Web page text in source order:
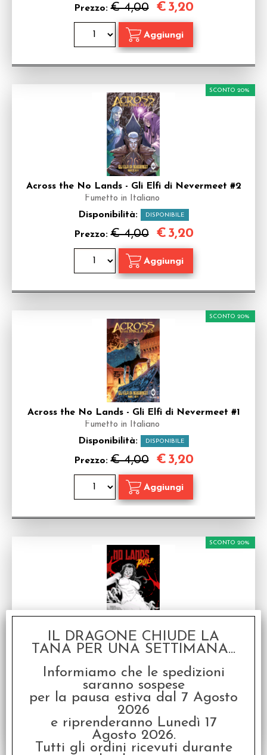
Prezzo:€ 4,00 € 3,20
Across the No Lands - Gli Elfi di Nevermeet #2
Fumetto in Italiano
Disponibilità: DISPONIBILE
Prezzo:€ 4,00
SCONTO 20%
€ 3,20
Across the No Lands - Gli Elfi di Nevermeet #1
Fumetto in Italiano
Disponibilità: DISPONIBILE
Prezzo:€ 4,00
SCONTO 20%
€ 3,20
No Lands Pulp #5 - Ultimo Respiro
Fumetto in Italiano
Disponibilità: NON DISPONIBILE
Prezzo:€ 3,90
SCONTO 20%
€3,12
IL DRAGONE CHIUDE LA
TANA PER UNA SETTIMANA...
Informiamo che le spedizioni
saranno sospese
per la pausa estiva dal 7 Agosto
2026
e riprenderanno Lunedì 17
Agosto 2026.
Tutti gli ordini ricevuti durante